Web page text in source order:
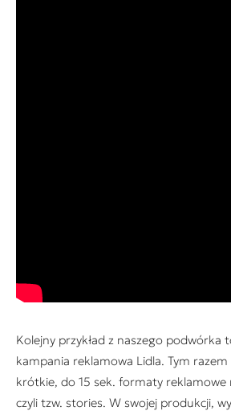
Kolejny przykład z naszego podwórka
kampania reklamowa Lidla. Tym
krótkie, do 15 sek. formaty reklamowe
czyli tzw. stories. W swojej produkcji,